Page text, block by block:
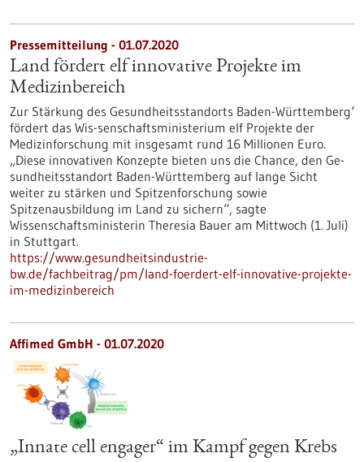
Pressemitteilung - 01.07.2020
Land fördert elf innovative Projekte im
Medizinbereich
Zur Stärkung des Gesundheitsstandorts Baden-Württemberg‘
fördert das Wis-senschaftsministerium elf Projekte der
Medizinforschung mit insgesamt rund 16 Millionen Euro.
„Diese innovativen Konzepte bieten uns die Chance, den Ge-
sundheitsstandort Baden-Württemberg auf lange Sicht
weiter zu stärken und Spitzenforschung sowie
Spitzenausbildung im Land zu sichern“, sagte
Wissenschaftsministerin Theresia Bauer am Mittwoch (1. Juli)
in Stuttgart.
https://www.gesundheitsindustrie-
bw.de/fachbeitrag/pm/land-foerdert-elf-innovative-projekte-
im-medizinbereich
Affimed GmbH - 01.07.2020
„Innate cell engager“ im Kampf gegen Krebs